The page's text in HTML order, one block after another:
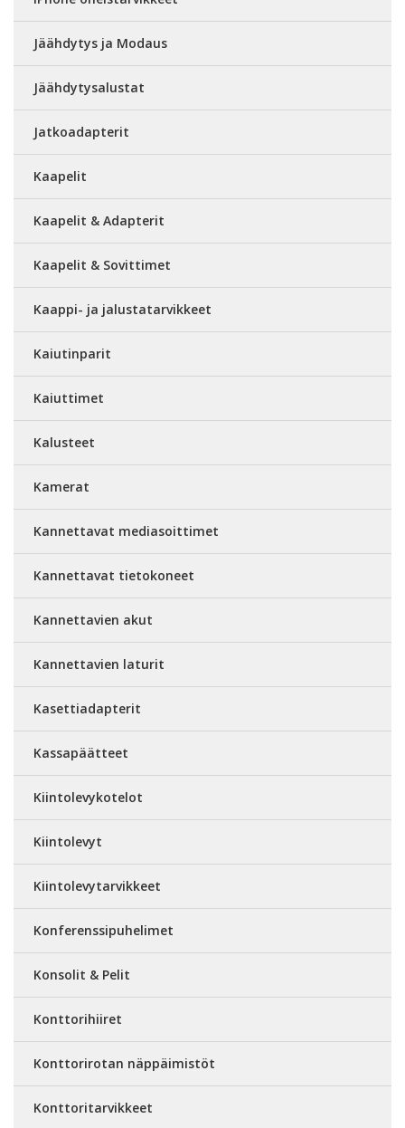
Jäähdytys ja Modaus
Jäähdytysalustat
Jatkoadapterit
Kaapelit
Kaapelit & Adapterit
Kaapelit & Sovittimet
Kaappi- ja jalustatarvikkeet
Kaiutinparit
Kaiuttimet
Kalusteet
Kamerat
Kannettavat mediasoittimet
Kannettavat tietokoneet
Kannettavien akut
Kannettavien laturit
Kasettiadapterit
Kassapäätteet
Kiintolevykotelot
Kiintolevyt
Kiintolevytarvikkeet
Konferenssipuhelimet
Konsolit & Pelit
Konttorihiiret
Konttorirotan näppäimistöt
Konttoritarvikkeet